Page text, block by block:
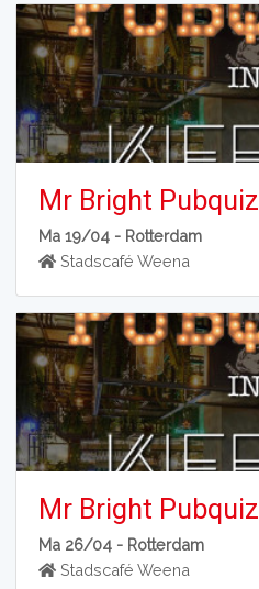
Mr Bright Pubquiz
Ma 19/04 - Rotterdam
Stadscafé Weena
Mr Bright Pubquiz
Ma 26/04 - Rotterdam
Stadscafé Weena